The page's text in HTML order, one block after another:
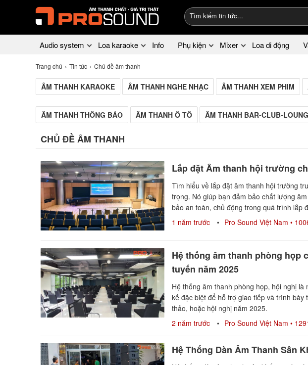
Audio system Loa karaoke Info Phụ kiện Mixer Loa di động
Trang chủ Tin tức Chủ đề âm thanh
ÂM THANH KARAOKE ÂM THANH NGHE NHẠC ÂM THANH XEM PHIM
ÂM THANH THÔNG BÁO ÂM THANH Ô TÔ ÂM THANH BAR-CLUB-
CHỦ ĐỀ ÂM THANH
Lắp đặt Âm thanh hội trường
Tìm hiểu về lắp đặt âm thanh hội trường
trọng. Nó giúp bạn đảm bảo chất lượng
bảo an toàn, chủ động trong quá trình lắp
1 năm trước
Pro Sound Việt Nam •
Hệ thống âm thanh phòng họp
tuyến năm 2025
Hệ thống âm thanh phòng họp, hội nghị
kế đặc biệt để hỗ trợ giao tiếp và trình
thảo, hoặc hội nghị năm 2025.
2 năm trước
Pro Sound Việt Nam •
Hệ Thống Dàn Âm Thanh Sân